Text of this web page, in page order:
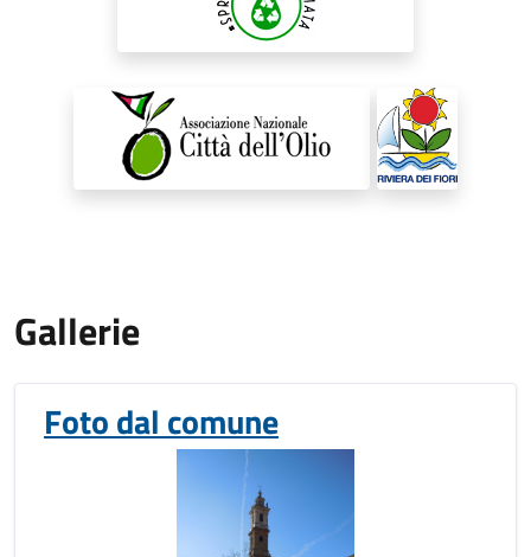
Gallerie
Foto dal comune